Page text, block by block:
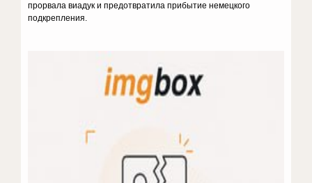
прорвала виадук и предотвратила прибытие немецкого
подкрепления.